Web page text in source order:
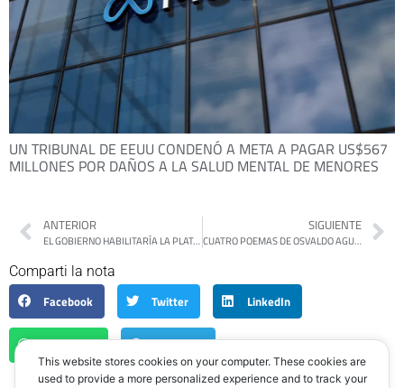
UN TRIBUNAL DE EEUU CONDENÓ A META A PAGAR US$567
MILLONES POR DAÑOS A LA SALUD MENTAL DE MENORES
ANTERIOR
EL GOBIERNO HABILITARÍA LA PLATAFORMA «PRECIOS CLAROS»
SIGUIENTE
CUATRO POEMAS DE OSVALDO AGUIRRE
Comparti la nota
Facebook
Twitter LinkedIn
WhatsApp Telegram
This website stores cookies on your computer. These cookies are
used to provide a more personalized experience and to track your